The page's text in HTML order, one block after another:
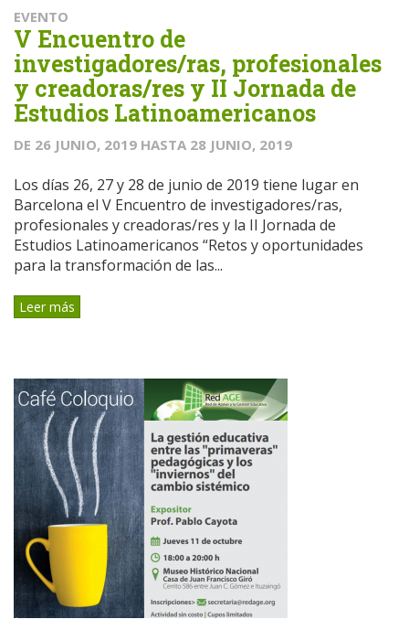
EVENTO
V Encuentro de
investigadores/ras, profesionales
y creadoras/res y II Jornada de
Estudios Latinoamericanos
DE 26 JUNIO, 2019 HASTA 28 JUNIO, 2019
Los días 26, 27 y 28 de junio de 2019 tiene lugar en
Barcelona el V Encuentro de investigadores/ras,
profesionales y creadoras/res y la II Jornada de
Estudios Latinoamericanos “Retos y oportunidades
para la transformación de las...
Leer más